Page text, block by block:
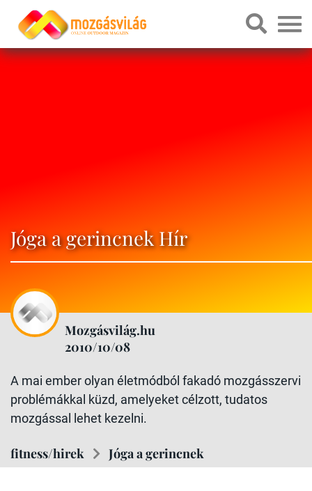
Jóga a gerincnek Hír
Mozgásvilág.hu
2010/10/08
A mai ember olyan életmódból fakadó mozgásszervi
problémákkal küzd, amelyeket célzott, tudatos
mozgással lehet kezelni.
fitness/hirek Jóga a gerincnek